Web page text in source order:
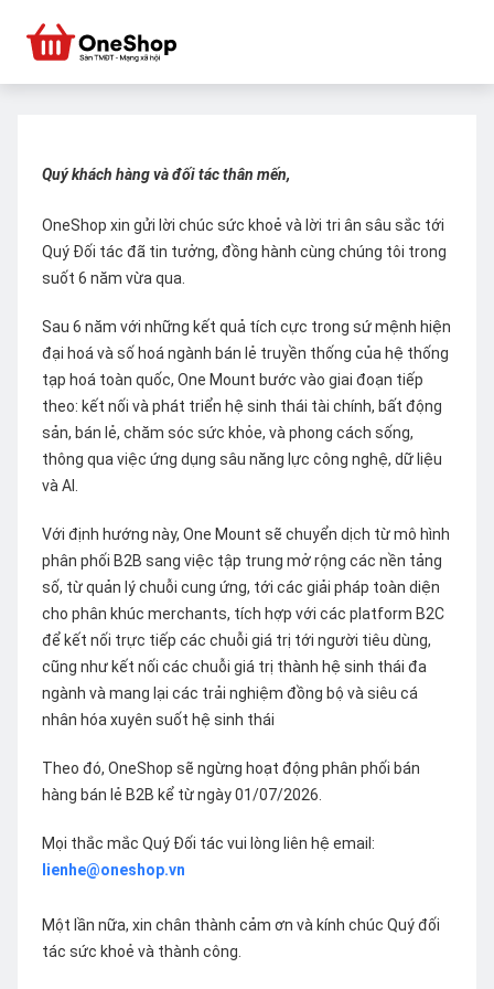
Quý khách hàng và đối tác thân mến,
OneShop xin gửi lời chúc sức khoẻ và lời tri ân sâu sắc tới
Quý Đối tác đã tin tưởng, đồng hành cùng chúng tôi trong
suốt 6 năm vừa qua.
Sau 6 năm với những kết quả tích cực trong sứ mệnh hiện
đại hoá và số hoá ngành bán lẻ truyền thống của hệ thống
tạp hoá toàn quốc, One Mount bước vào giai đoạn tiếp
theo: kết nối và phát triển hệ sinh thái tài chính, bất động
sản, bán lẻ, chăm sóc sức khỏe, và phong cách sống,
thông qua việc ứng dụng sâu năng lực công nghệ, dữ liệu
và AI.
Với định hướng này, One Mount sẽ chuyển dịch từ mô hình
phân phối B2B sang việc tập trung mở rộng các nền tảng
số, từ quản lý chuỗi cung ứng, tới các giải pháp toàn diện
cho phân khúc merchants, tích hợp với các platform B2C
để kết nối trực tiếp các chuỗi giá trị tới người tiêu dùng,
cũng như kết nối các chuỗi giá trị thành hệ sinh thái đa
ngành và mang lại các trải nghiệm đồng bộ và siêu cá
nhân hóa xuyên suốt hệ sinh thái
Theo đó, OneShop sẽ ngừng hoạt động phân phối bán
hàng bán lẻ B2B kể từ ngày 01/07/2026.
Mọi thắc mắc Quý Đối tác vui lòng liên hệ email:
lienhe@oneshop.vn
Một lần nữa, xin chân thành cảm ơn và kính chúc Quý đối
tác sức khoẻ và thành công.